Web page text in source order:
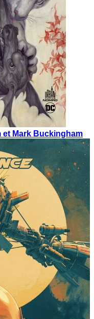
et Mark Buckingham